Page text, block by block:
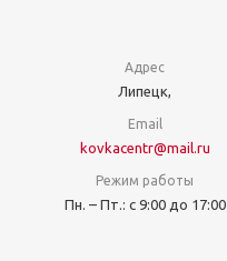
Адрес
Липецк,
Email
kovkacentr@mail.ru
Режим работы
Пн. – Пт.: с 9:00 до 17:00